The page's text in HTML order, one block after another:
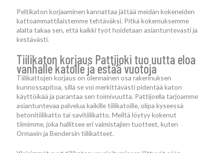
Peltikaton korjaaminen kannattaa jättää meidän kokeneiden
kattoammattilaistemme tehtäväksi. Pitkä kokemuksemme
alalta takaa sen, että kaikki työt hoidetaan asiantuntevasti ja
kestävästi.
Tiilikaton korjaus Pattijoki tuo uutta eloa
vanhalle katolle ja estää vuotoja
Tiilikattojen korjaus on olennainen osa rakennuksen
kunnossapitoa, sillä se voi merkittävästi pidentää katon
käyttöikää ja parantaa sen toimivuutta. Pattijoella tarjoamme
asiantuntevaa palvelua kaikille tiilikatoille, olipa kyseessä
betonitiilikatto tai savitiilikatto. Meiltä löytyy kokenut
tiimimme, joka hallitsee eri valmistajien tuotteet, kuten
Ormaxin ja Bendersin tiilikatteet.